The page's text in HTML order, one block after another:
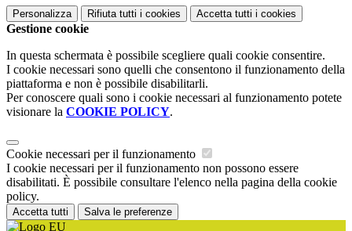
Personalizza Rifiuta tutti i cookies Accetta tutti i cookies
Gestione cookie
In questa schermata è possibile scegliere quali cookie consentire.
I cookie necessari sono quelli che consentono il funzionamento della
piattaforma e non è possibile disabilitarli.
Per conoscere quali sono i cookie necessari al funzionamento potete
visionare la COOKIE POLICY.
Cookie necessari per il funzionamento
I cookie necessari per il funzionamento non possono essere
disabilitati. È possibile consultare l'elenco nella pagina della cookie
policy.
Accetta tutti Salva le preferenze